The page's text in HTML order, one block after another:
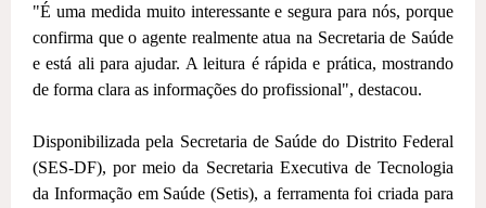
"É uma medida muito interessante e segura para nós, porque
confirma que o agente realmente atua na Secretaria de Saúde
e está ali para ajudar. A leitura é rápida e prática, mostrando
de forma clara as informações do profissional", destacou.
Disponibilizada pela Secretaria de Saúde do Distrito Federal
(SES-DF), por meio da Secretaria Executiva de Tecnologia
da Informação em Saúde (Setis), a ferramenta foi criada para